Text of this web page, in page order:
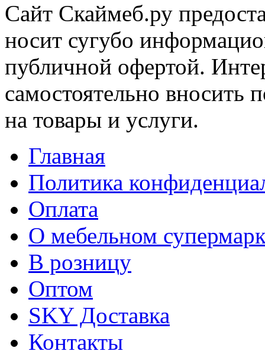
Сайт Скаймеб.ру
носит сугубо
публичной офертой.
самостоятельно вносить
на товары и услуги.
Главная
Политика
Оплата
О мебельном
В розницу
Оптом
SKY Доставка
Контакты